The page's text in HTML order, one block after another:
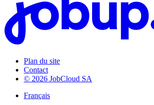
Plan du site
Contact
© 2026 JobCloud SA
Français